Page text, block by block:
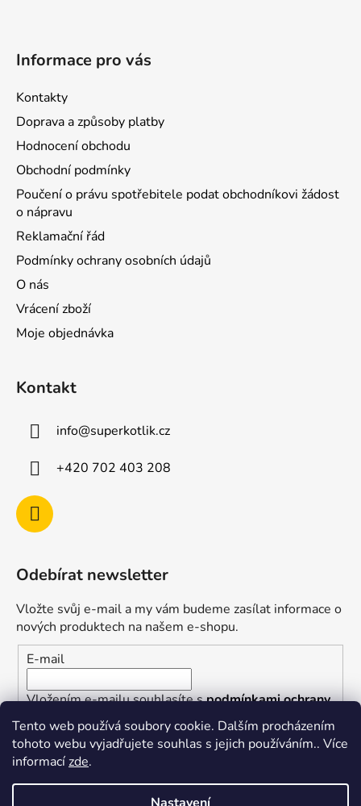
Tento web používá soubory cookie. Dalším procházením
tohoto webu vyjadřujete souhlas s jejich používáním.. Více
informacízde.
Informace pro vás
Kontakty
Doprava a způsoby platby
Hodnocení obchodu
Obchodní podmínky
Poučení o právu spotřebitele podat obchodníkovi žádost
o nápravu
Reklamační řád
Podmínky ochrany osobních údajů
O nás
Vrácení zboží
Moje objednávka
Kontakt
info@superkotlik.cz
+420 702 403 208
Odebírat newsletter
Vložte svůj e-mail a my vám budeme zasílat informace o
nových produktech na našem e-shopu.
E-mail
Vložením e-mailu souhlasíte spodmínkami ochrany
osobních údajů
PŘIHLÁSIT SE